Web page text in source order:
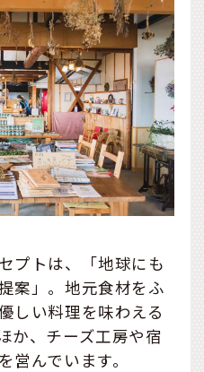
プトは、「地球にも
案」。地元食材をふ
しい料理を味わえる
か、チーズ工房や宿
営んでいます。